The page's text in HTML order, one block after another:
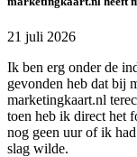
21 juli 2026
Ik ben erg onder de
gevonden heb dat bij
marketingkaart.nl
toen heb ik direct het
nog geen uur of ik
slag wilde.